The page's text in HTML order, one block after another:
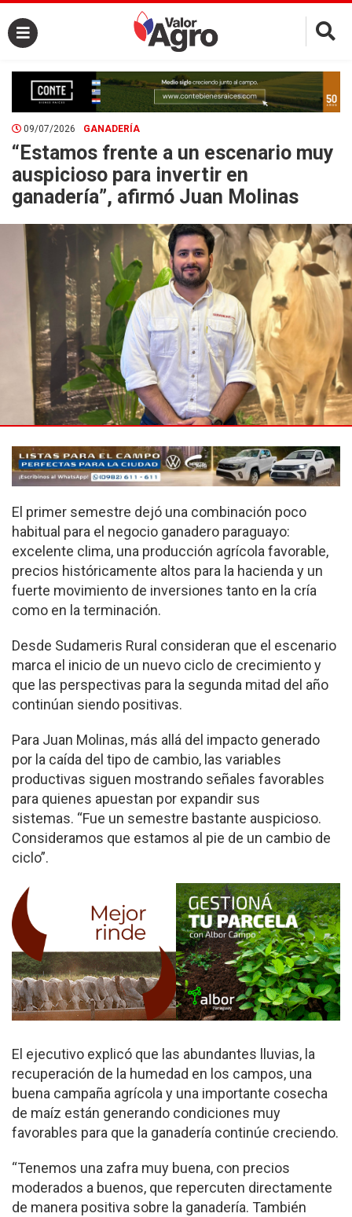
×
09/07/2026 GANADERÍA
“Estamos frente a un escenario muy
auspicioso para invertir en
ganadería”, afirmó Juan Molinas
El primer semestre dejó una combinación poco
habitual para el negocio ganadero paraguayo:
excelente clima, una producción agrícola favorable,
precios históricamente altos para la hacienda y un
fuerte movimiento de inversiones tanto en la cría
como en la terminación.
Desde Sudameris Rural consideran que el escenario
marca el inicio de un nuevo ciclo de crecimiento y
que las perspectivas para la segunda mitad del año
continúan siendo positivas.
Para Juan Molinas, más allá del impacto generado
por la caída del tipo de cambio, las variables
productivas siguen mostrando señales favorables
para quienes apuestan por expandir sus
sistemas. “Fue un semestre bastante auspicioso.
Consideramos que estamos al pie de un cambio de
ciclo”.
El ejecutivo explicó que las abundantes lluvias, la
recuperación de la humedad en los campos, una
buena campaña agrícola y una importante cosecha
de maíz están generando condiciones muy
favorables para que la ganadería continúe creciendo.
“Tenemos una zafra muy buena, con precios
moderados a buenos, que repercuten directamente
de manera positiva sobre la ganadería. También